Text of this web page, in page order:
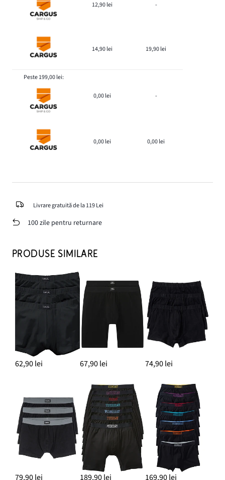
12,90 lei -
14,90 lei 19,90 lei
Peste 199,00 lei:
0,00 lei -
0,00 lei 0,00 lei
Livrare gratuită de la 119 Lei
100 zile pentru returnare
PRODUSE SIMILARE
62,90 lei 67,90 lei 74,90 lei
79,90 lei 189,90 lei 169,90 lei